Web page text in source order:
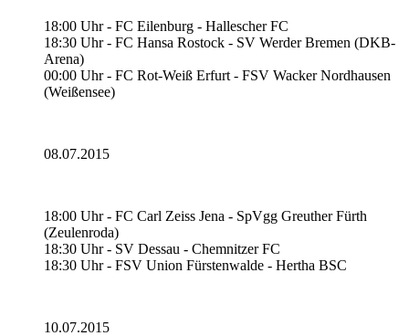
18:00 Uhr - FC Eilenburg - Hallescher FC
18:30 Uhr - FC Hansa Rostock - SV Werder Bremen (DKB-
Arena)
00:00 Uhr - FC Rot-Weiß Erfurt - FSV Wacker Nordhausen
(Weißensee)
08.07.2015
18:00 Uhr - FC Carl Zeiss Jena - SpVgg Greuther Fürth
(Zeulenroda)
18:30 Uhr - SV Dessau - Chemnitzer FC
18:30 Uhr - FSV Union Fürstenwalde - Hertha BSC
10.07.2015